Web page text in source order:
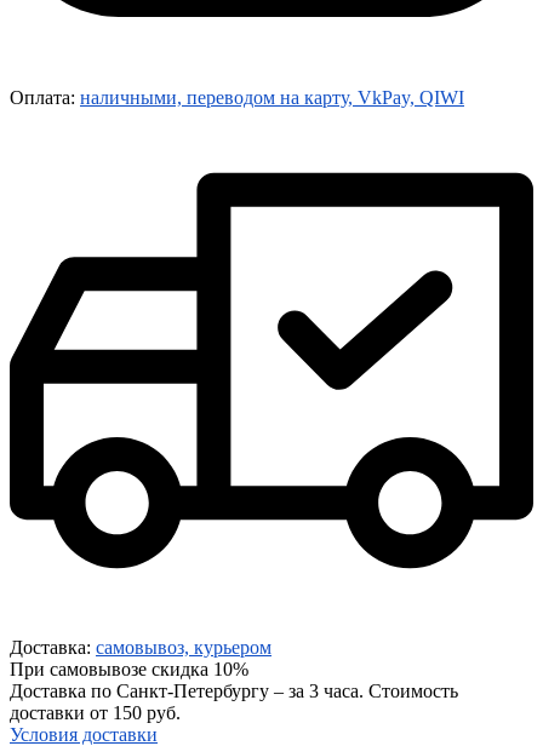
Оплата: наличными, переводом на карту, VkPay, QIWI
Доставка: самовывоз, курьером
При самовывозе скидка 10%
Доставка по Санкт-Петербургу – за 3 часа. Стоимость
доставки от 150 руб.
Условия доставки